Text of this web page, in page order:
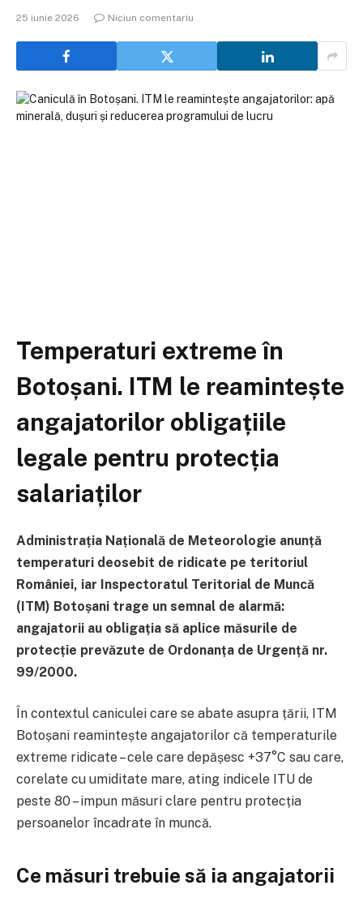
25 iunie 2026 Niciun comentariu
Temperaturi extreme în
Botoșani. ITM le reamintește
angajatorilor obligațiile
legale pentru protecția
salariaților
Administrația Națională de Meteorologie anunță
temperaturi deosebit de ridicate pe teritoriul
României, iar Inspectoratul Teritorial de Muncă
(ITM) Botoșani trage un semnal de alarmă:
angajatorii au obligația să aplice măsurile de
protecție prevăzute de Ordonanța de Urgență nr.
99/2000.
În contextul caniculei care se abate asupra țării, ITM
Botoșani reamintește angajatorilor că temperaturile
extreme ridicate – cele care depășesc +37°C sau care,
corelate cu umiditate mare, ating indicele ITU de
peste 80 – impun măsuri clare pentru protecția
persoanelor încadrate în muncă.
Ce măsuri trebuie să ia angajatorii